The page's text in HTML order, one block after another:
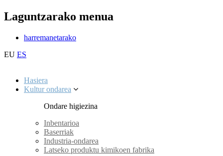
Laguntzarako menua
harremanetarako
EU ES
Hasiera
Kultur ondarea
Ondare higiezina
Inbentarioa
Baserriak
Industria-ondarea
Latseko produktu kimikoen fabrika